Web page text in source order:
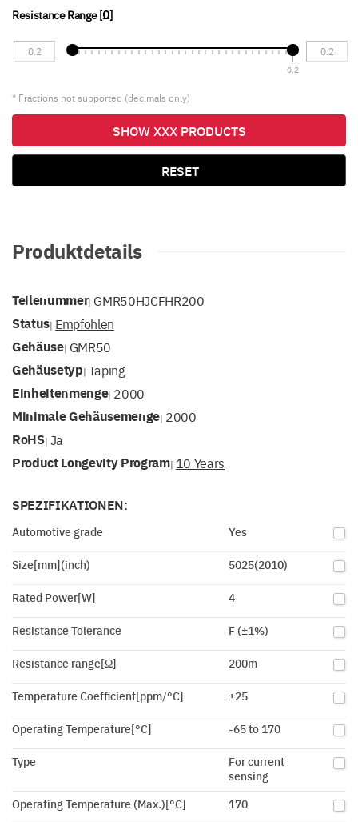
Resistance Range [Ω]
0.2
* Fractions not supported (decimals only)
SHOW XXX PRODUCTS
RESET
Produktdetails
Teilenummer| GMR50HJCFHR200
Status| Empfohlen
Gehäuse| GMR50
Gehäusetyp| Taping
Einheitenmenge| 2000
Minimale Gehäusemenge| 2000
RoHS| Ja
Product Longevity Program| 10 Years
SPEZIFIKATIONEN:
Automotive grade Yes
Size[mm](inch) 5025(2010)
Rated Power[W] 4
Resistance Tolerance F (±1%)
Resistance range[Ω] 200m
Temperature Coefficient[ppm/°C] ±25
Operating Temperature[°C] -65 to 170
Type
For current
sensing
Operating Temperature (Max.)[°C]
170